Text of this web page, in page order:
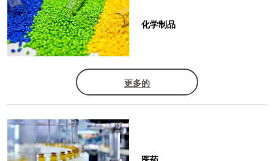
化学制品
更多的